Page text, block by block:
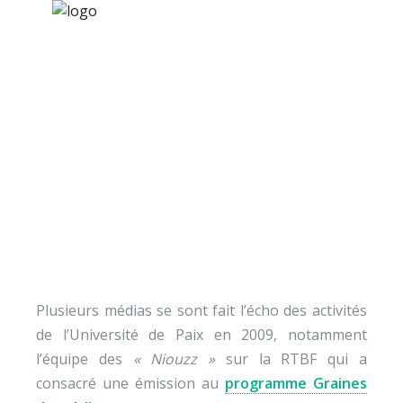
Plusieurs médias se sont fait l’écho des activités
de l’Université de Paix en 2009, notamment
l’équipe des
« Niouzz »sur la RTBF qui a
consacré une émission au programme Graines